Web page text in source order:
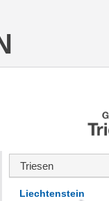
Liechtenstein